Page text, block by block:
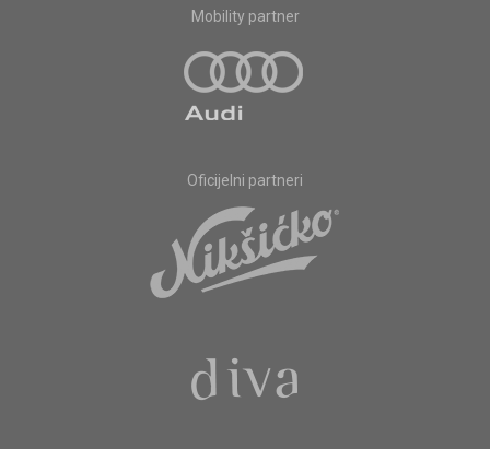
Mobility partner
Oficijelni partneri